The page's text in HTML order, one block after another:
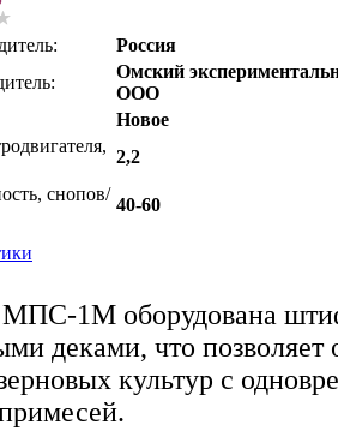
Россия
Омский
ООО
Новое
2,2
снопов/
40-60
1М оборудована
деками, что позволяет
культур с